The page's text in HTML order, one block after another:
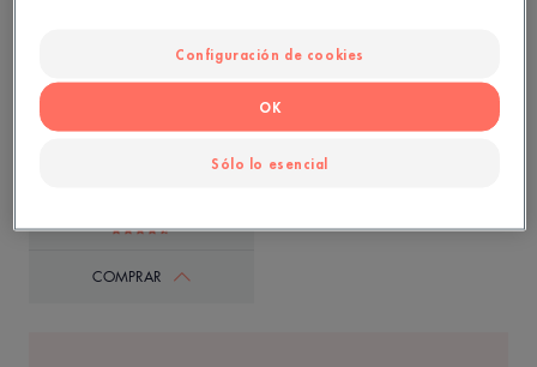
COMPRAR
Configuración de cookies
Sólo lo esencial
OK